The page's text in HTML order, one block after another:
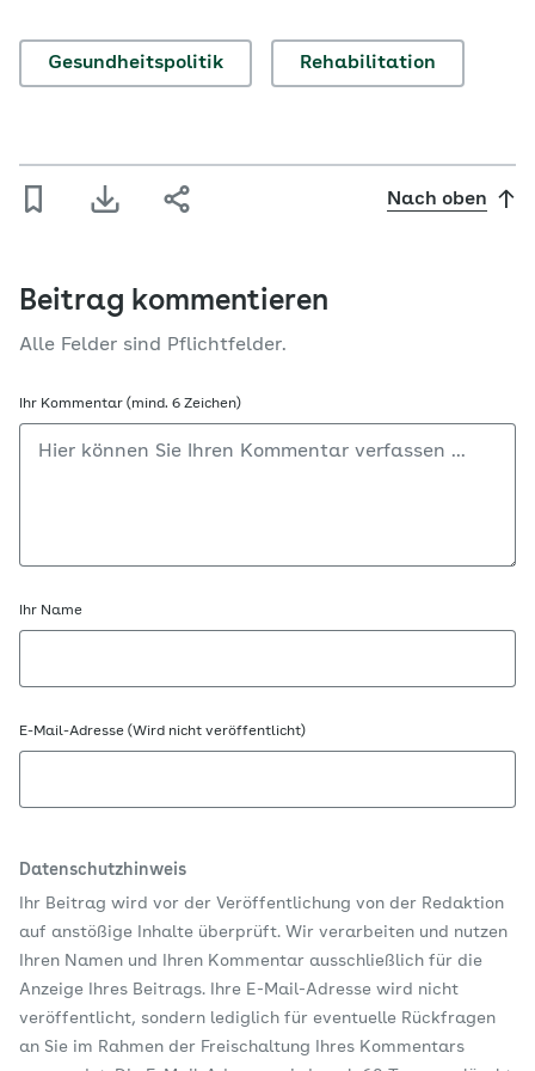
Gesundheitspolitik Rehabilitation
Nach oben
Beitrag kommentieren
Alle Felder sind Pflichtfelder.
Ihr Kommentar (mind. 6 Zeichen)
Ihr Name
E-Mail-Adresse (Wird nicht veröffentlicht)
Datenschutzhinweis
Ihr Beitrag wird vor der Veröffentlichung von der Redaktion
auf anstößige Inhalte überprüft. Wir verarbeiten und nutzen
Ihren Namen und Ihren Kommentar ausschließlich für die
Anzeige Ihres Beitrags. Ihre E-Mail-Adresse wird nicht
veröffentlicht, sondern lediglich für eventuelle Rückfragen
an Sie im Rahmen der Freischaltung Ihres Kommentars